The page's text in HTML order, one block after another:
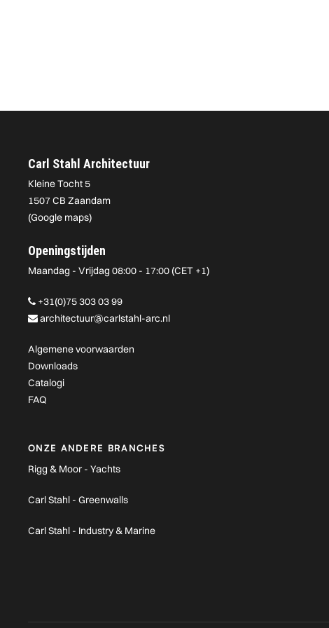
Carl Stahl Architectuur
Kleine Tocht 5
1507 CB Zaandam
(Google maps)
Openingstijden
Maandag - Vrijdag 08:00 - 17:00 (CET +1)
+31(0)75 303 03 99
architectuur@carlstahl-arc.nl
Algemene voorwaarden
Downloads
Catalogi
FAQ
ONZE ANDERE BRANCHES
Rigg & Moor - Yachts
Carl Stahl - Greenwalls
Carl Stahl - Industry & Marine